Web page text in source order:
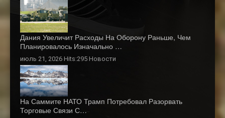
Дания Увеличит Расходы На Оборону Раньше, Чем
Планировалось Изначально …
июль 21, 2026 Hits:295 Новости
На Саммите НАТО Трамп Потребовал Разорвать
Торговые Связи С…